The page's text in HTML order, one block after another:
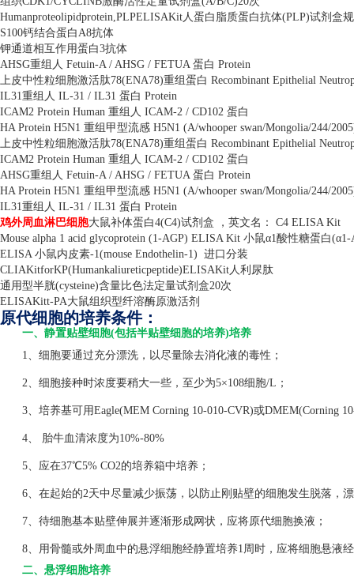
Humanproteolipidprotein,PLPELISAKit人蛋白脂质蛋白抗体(PLP)试剂盒
S100钙结合蛋白A8抗体
钾通道相互作用蛋白3抗体
AHSG重组人 Fetuin-A / AHSG / FETUA 蛋白 Protein
上皮中性粒细胞激活肽78(ENA78)重组蛋白 Recombinant Epithelial
IL31重组人 IL-31 / IL31 蛋白 Protein
ICAM2 Protein Human 重组人 ICAM-2 / CD102 蛋白
HA Protein H5N1 重组甲型流感 H5N1 (A/whooper swan/Mongolia/244/
上皮中性粒细胞激活肽78(ENA78)重组蛋白 Recombinant Epithelial
ICAM2 Protein Human 重组人 ICAM-2 / CD102 蛋白
AHSG重组人 Fetuin-A / AHSG / FETUA 蛋白 Protein
HA Protein H5N1 重组甲型流感 H5N1 (A/whooper swan/Mongolia/244/
IL31重组人 IL-31 / IL31 蛋白 Protein
鸡外周血淋巴细胞大鼠补体蛋白4(C4)试剂盒 ，英文名：
C4 ELISA Kit
Mouse alpha 1 acid glycoprotein (1-AGP) ELISA Kit 小鼠α1酸性糖蛋白(α1-
ELISA 小鼠内皮素-1(mouse Endothelin-1) 进口分装
CLIAKitforKP(Humankaliureticpeptide)ELISAKit人利尿肽
通用型半胱(cysteine)含量比色法定量试剂盒20次
ELISAKitt-PA大鼠组织型纤溶酶原激活剂
原代细胞的培养条件：
一、静置贴壁细胞(包括半贴壁细胞的培养)培养
1、细胞要通过充分漂洗，以尽量除去消化液的毒性；
2、细胞接种时浓度要稍大一些，至少为5×108细胞/L；
3、培养基可用Eagle(MEM Corning 10-010-CVR)或DMEM(Corning
4、 胎牛血清浓度为10%-80%
5、应在37℃5% CO2的培养箱中培养；
6、在起始的2天中尽量减少振荡，以防止刚贴壁的细胞发生脱落，
7、待细胞基本贴壁伸展并逐渐形成网状，应将原代细胞换液；
8、用骨髓或外周血中的悬浮细胞经静置培养1周时，应将细胞悬液
二、悬浮细胞培养